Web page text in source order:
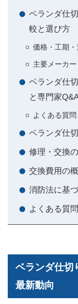
ベランダ仕
較と選び方
価格・工期
主要メーカ
ベランダ仕
と専門家
よくある質
ベランダ仕
修理・交換
交換費用の
消防法に基
よくある質問
ベランダ仕切
最新動向